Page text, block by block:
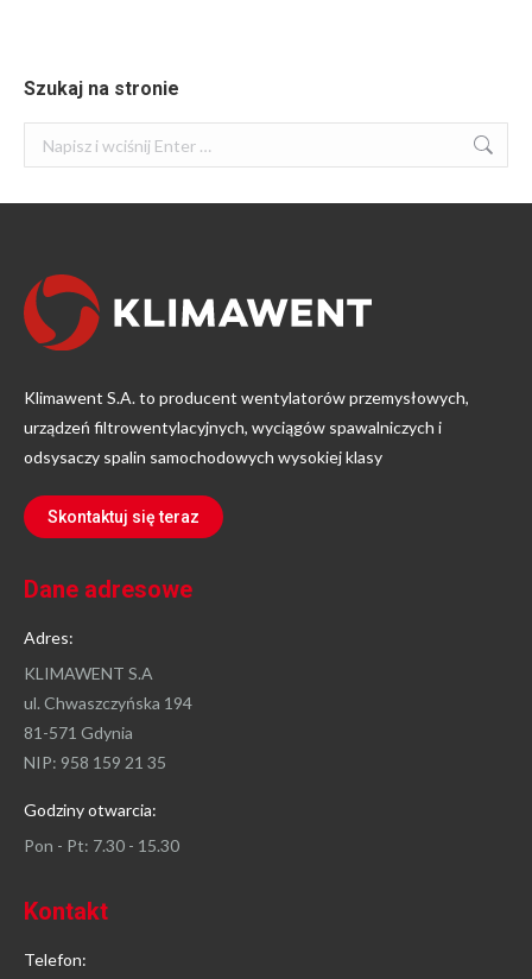
Szukaj na stronie
Szukaj:
Klimawent S.A. to producent wentylatorów przemysłowych,
urządzeń filtrowentylacyjnych, wyciągów spawalniczych i
odsysaczy spalin samochodowych wysokiej klasy
Skontaktuj się teraz
Dane adresowe
Adres:
KLIMAWENT S.A
ul. Chwaszczyńska 194
81-571 Gdynia
NIP: 958 159 21 35
Godziny otwarcia:
Pon - Pt: 7.30 - 15.30
Kontakt
Telefon: